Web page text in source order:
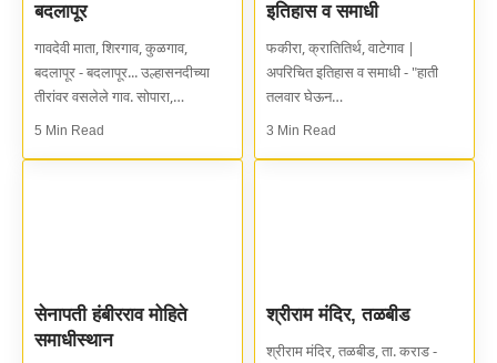
बदलापूर
गावदेवी माता, शिरगाव, कुळगाव,
बदलापूर - बदलापूर... उल्हासनदीच्या
तीरांवर वसलेले गाव. सोपारा,…
5 Min Read
इतिहास व समाधी
फकीरा, क्रातितिर्थ, वाटेगाव |
अपरिचित इतिहास व समाधी - "हाती
तलवार घेऊन…
3 Min Read
सेनापती हंबीरराव मोहिते
समाधीस्थान
श्रीराम मंदिर, तळबीड
श्रीराम मंदिर, तळबीड, ता. कराड -